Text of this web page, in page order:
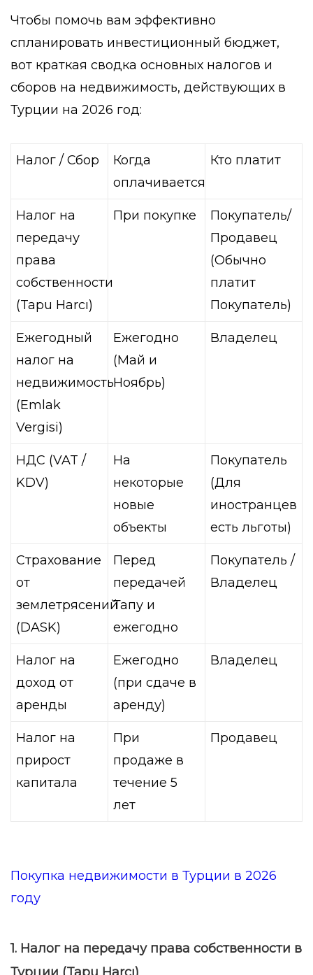
Чтобы помочь вам эффективно
спланировать инвестиционный бюджет,
вот краткая сводка основных налогов и
сборов на недвижимость, действующих в
Турции на 2026 год:
Налог / Сбор
Когда
оплачивается
Кто платит
Налог на
передачу
права
собственности
(Tapu Harcı)
При покупке
Покупатель/
Продавец
(Обычно
платит
Покупатель)
Ежегодный
налог на
недвижимость
(Emlak
Vergisi)
Ежегодно
(Май и
Ноябрь)
Владелец
НДС (VAT /
KDV)
На
некоторые
новые
объекты
Покупатель
(Для
иностранцев
есть льготы)
Страхование
от
землетрясений
(DASK)
Перед
передачей
Тапу и
ежегодно
Покупатель /
Владелец
Налог на
доход от
аренды
Ежегодно
(при сдаче в
аренду)
Владелец
Налог на
прирост
капитала
При
продаже в
течение 5
лет
Продавец
Покупка недвижимости в Турции в 2026
году
1. Налог на передачу права собственности в